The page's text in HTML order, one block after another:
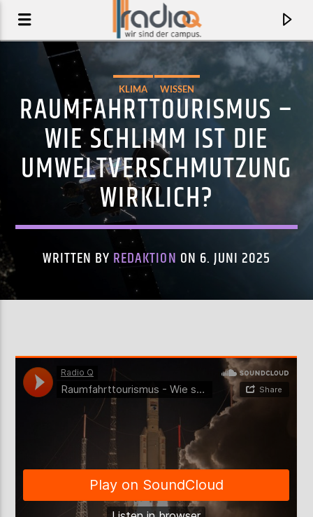
AKTUELLER TRACK
THE GHOST OF US
AKTUELLE SENDUNG
MOEBIUS
19:00 24:00
ZU HÖREN INMünster 90,9 MHz Steinfurt103,9 MHz
KLIMA WISSEN
RAUMFAHRTTOURISMUS –
WIE SCHLIMM IST DIE
UMWELTVERSCHMUTZUNG
WIRKLICH?
WRITTEN BY REDAKTION ON 6. JUNI 2025